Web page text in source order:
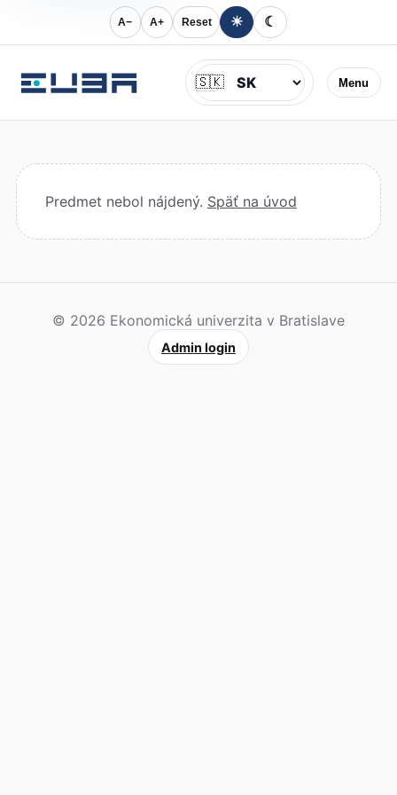
A− A+ Reset ☀ ☾
Menu
Jazyk
🇸🇰
Predmet nebol nájdený. Späť na úvod
© 2026 Ekonomická univerzita v Bratislave
Admin login